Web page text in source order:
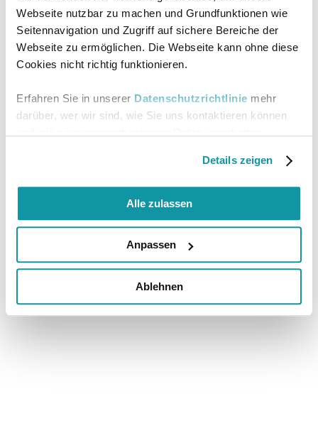
Webseite nutzbar zu machen und Grundfunktionen wie
Seitennavigation und Zugriff auf sichere Bereiche der
Webseite zu ermöglichen. Die Webseite kann ohne diese
Cookies nicht richtig funktionieren.
Erfahren Sie in unserer Datenschutzrichtlinie mehr
darüber, wer wir sind, wie Sie uns kontaktieren können
Details zeigen
Alle zulassen
Anpassen
Ablehnen